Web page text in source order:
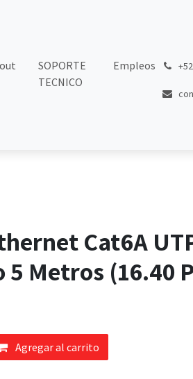
SOPORTE
TECNICO
Empleos
Cat6A
5 Metros (16.40
Agregar al carrito